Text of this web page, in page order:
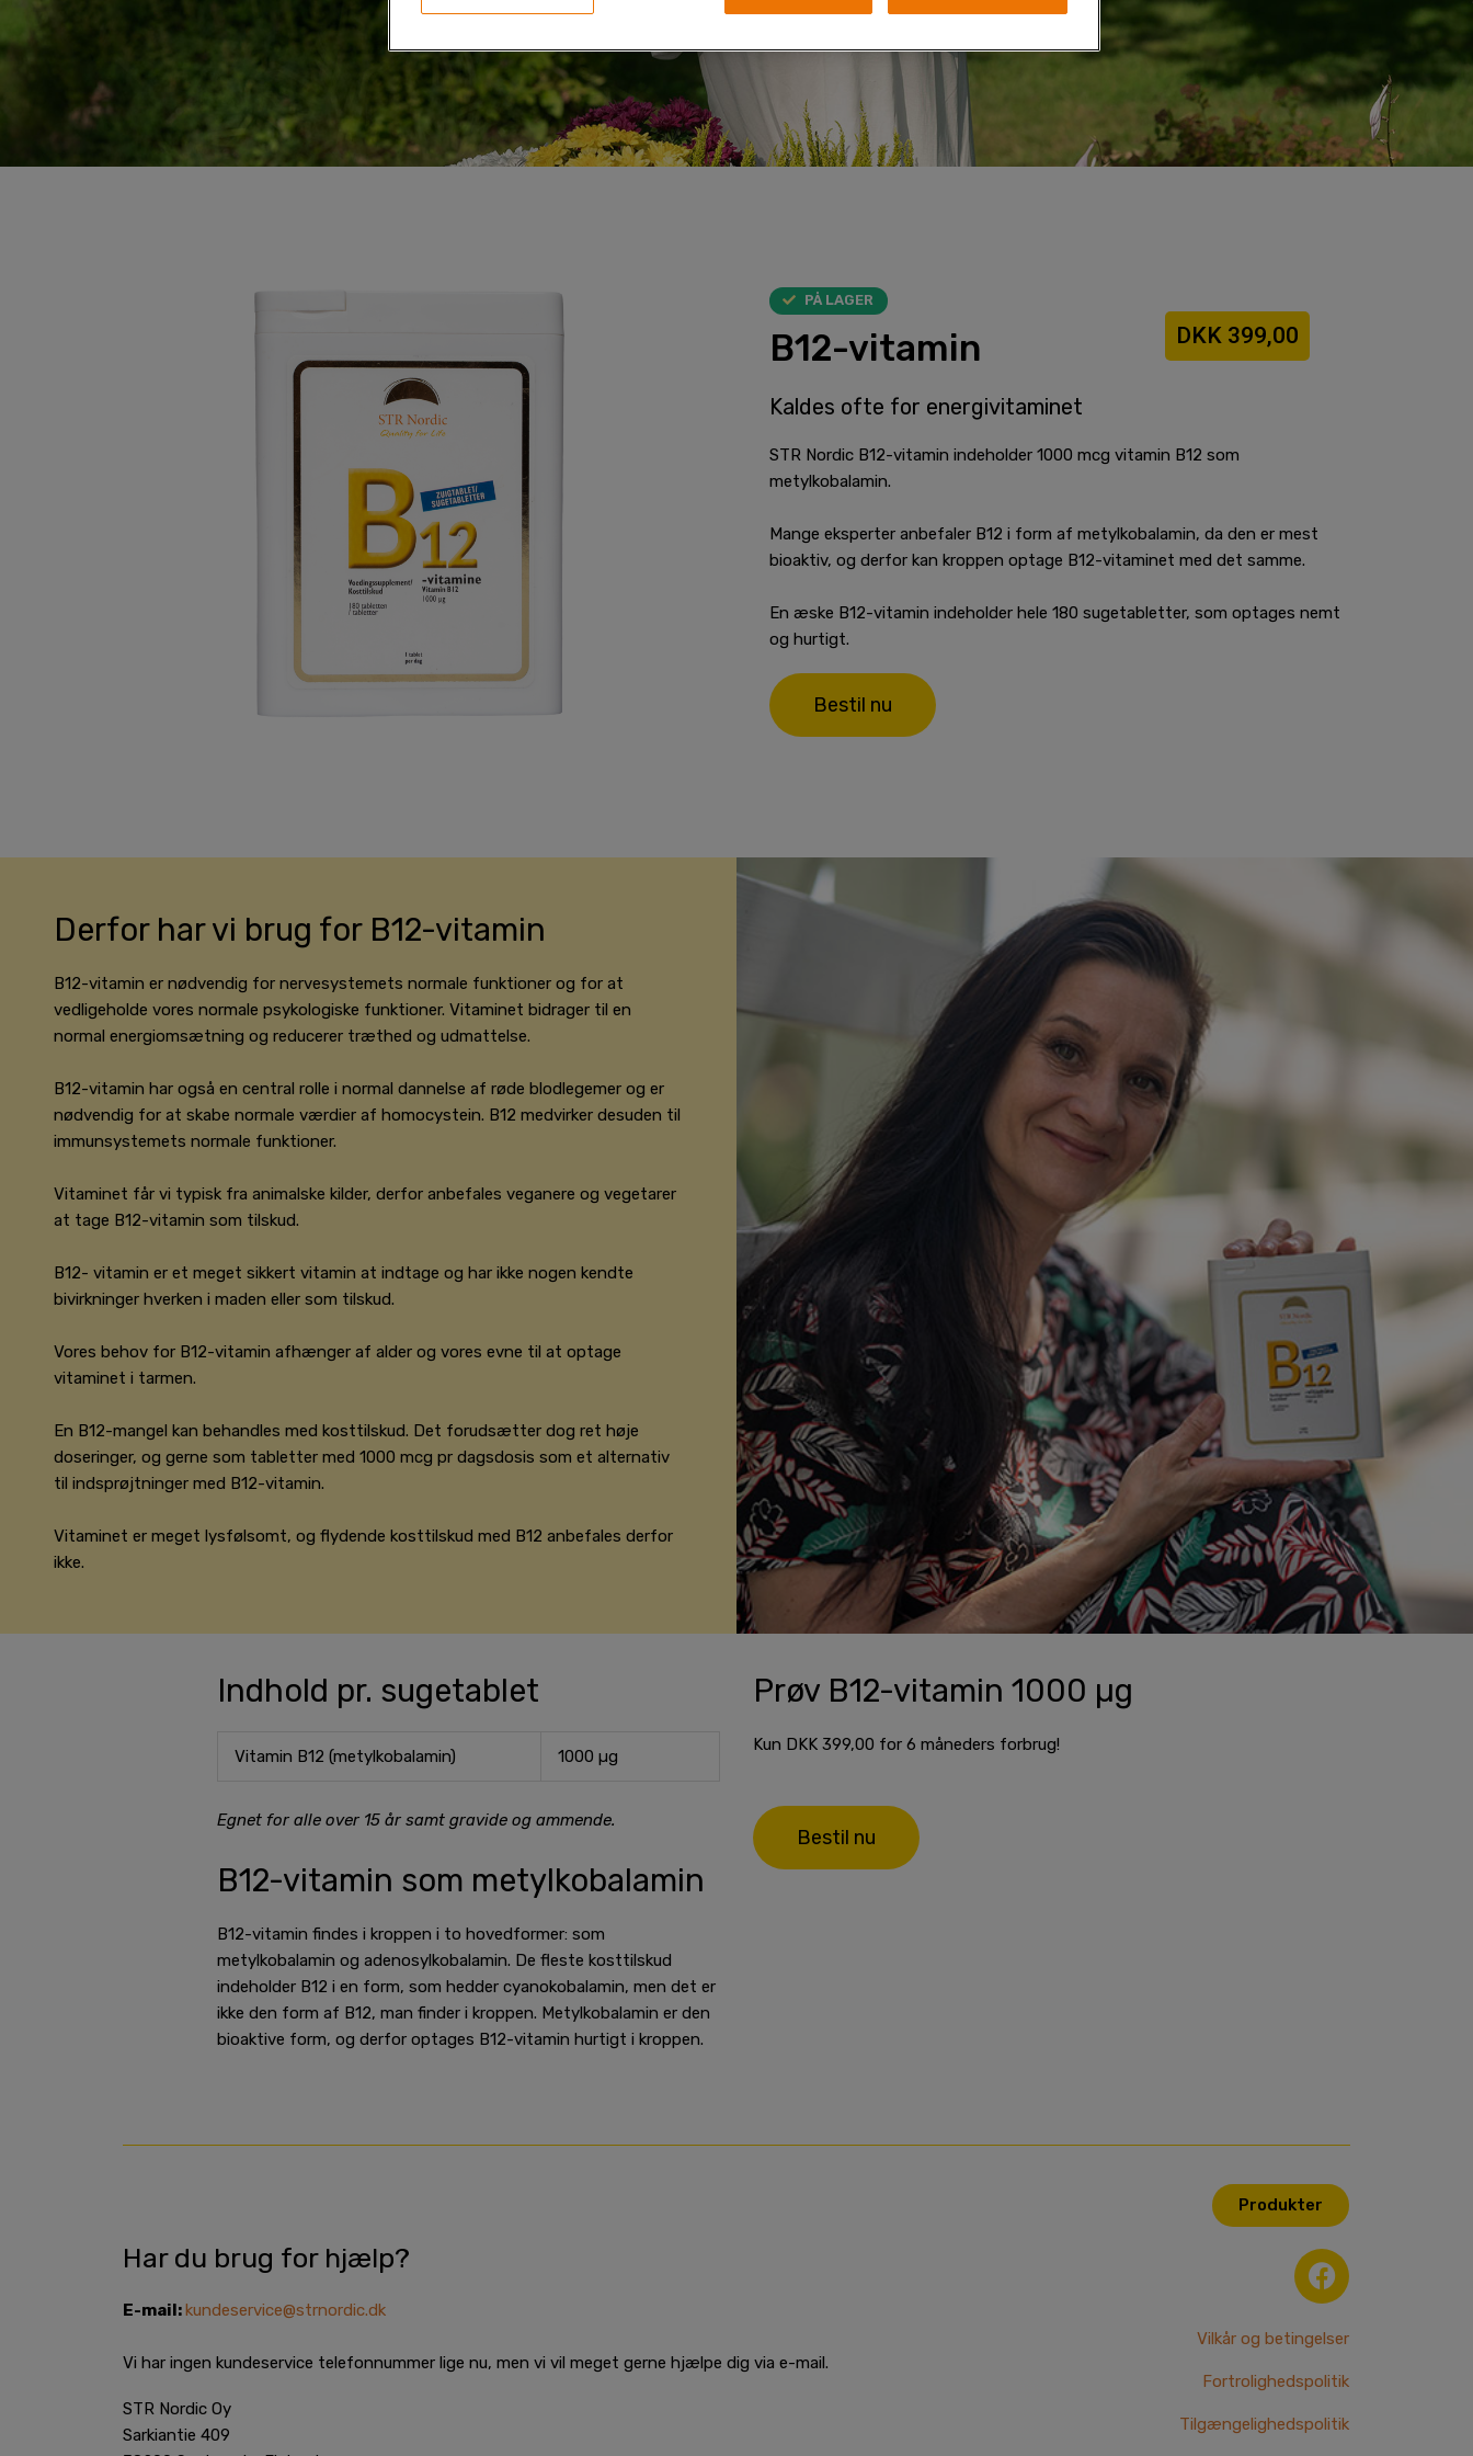
PÅ LAGER
B12-vitamin DKK 399,00
Kaldes ofte for energivitaminet
STR Nordic B12-vitamin indeholder 1000 mcg vitamin B12 som
metylkobalamin.
Mange eksperter anbefaler B12 i form af metylkobalamin, da den er mest
bioaktiv, og derfor kan kroppen optage B12-vitaminet med det samme.
En æske B12-vitamin indeholder hele 180 sugetabletter, som optages nemt
og hurtigt.
Bestil nu
Derfor har vi brug for B12-vitamin
B12-vitamin er nødvendig for nervesystemets normale funktioner og for at
vedligeholde vores normale psykologiske funktioner. Vitaminet bidrager til en
normal energiomsætning og reducerer træthed og udmattelse.
B12-vitamin har også en central rolle i normal dannelse af røde blodlegemer og er
nødvendig for at skabe normale værdier af homocystein. B12 medvirker desuden til
immunsystemets normale funktioner.
Vitaminet får vi typisk fra animalske kilder, derfor anbefales veganere og vegetarer
at tage B12-vitamin som tilskud.
B12- vitamin er et meget sikkert vitamin at indtage og har ikke nogen kendte
bivirkninger hverken i maden eller som tilskud.
Vores behov for B12-vitamin afhænger af alder og vores evne til at optage
vitaminet i tarmen.
En B12-mangel kan behandles med kosttilskud. Det forudsætter dog ret høje
doseringer, og gerne som tabletter med 1000 mcg pr dagsdosis som et alternativ
til indsprøjtninger med B12-vitamin.
Vitaminet er meget lysfølsomt, og flydende kosttilskud med B12 anbefales derfor
ikke.
Indhold pr. sugetablet
Vitamin B12 (metylkobalamin) 1000 µg
Egnet for alle over 15 år samt gravide og ammende.
B12-vitamin som metylkobalamin
B12-vitamin findes i kroppen i to hovedformer: som
metylkobalamin og adenosylkobalamin. De fleste kosttilskud
indeholder B12 i en form, som hedder cyanokobalamin, men det er
ikke den form af B12, man finder i kroppen. Metylkobalamin er den
bioaktive form, og derfor optages B12-vitamin hurtigt i kroppen.
Prøv B12-vitamin 1000 µg
Kun DKK 399,00 for 6 måneders forbrug!
Bestil nu
Har du brug for hjælp?
E-mail:kundeservice@strnordic.dk
Vi har ingen kundeservice telefonnummer lige nu, men vi vil meget gerne hjælpe dig via e-mail.
STR Nordic Oy
Sarkiantie 409
Produkter
F
a
e
b
o
o
Vilkår og betingelser
Fortrolighedspolitik
Tilgængelighedspolitik